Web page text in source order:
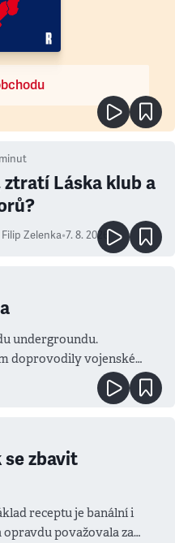
ztratí Láska klub a
Filip Zelenka•7. 8. 2026
undergroundu.
doprovodily vojenské
se zbavit
receptu je banální i
opravdu považovala za